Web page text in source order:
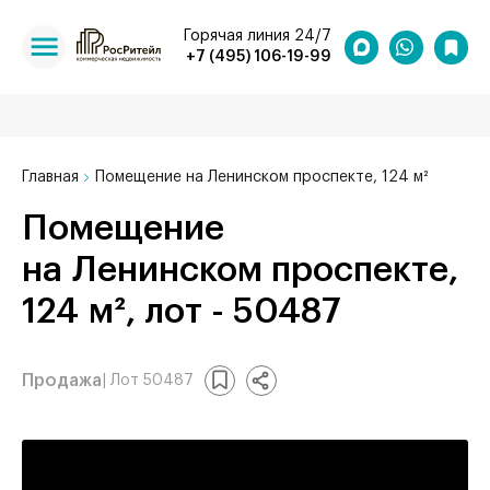
+7 (495) 106-19-99
Горячая линия 24/7
Главная Помещение на Ленинском проспекте, 124 м²
Помещение
на Ленинском проспекте,
124 м², лот - 50487
Продажа | Лот 50487